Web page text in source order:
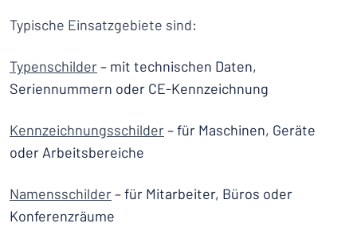
Typische Einsatzgebiete sind:
Typenschilder– mit technischen Daten,
Seriennummern oder CE-Kennzeichnung
Kennzeichnungsschilder– für Maschinen, Geräte
oder Arbeitsbereiche
Namensschilder– für Mitarbeiter, Büros oder
Konferenzräume